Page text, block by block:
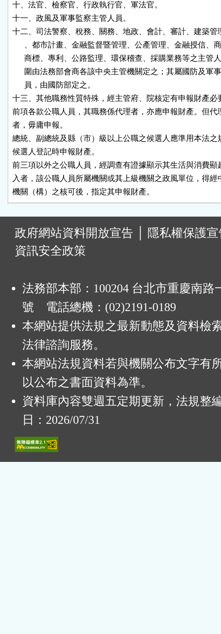
十、法官、檢察官、行政執行官、軍法官。
十一、政風及軍事監察主管人員。
十二、司法警察、稅務、關務、地政、會計、審計、建築管
、都市計畫、金融監督暨管理、公產管理、金融授信、
商標、專利、公路監理、環保稽查、採購業務等之主管
圍由法務部會商各該中央主管機關定之；其屬國防及軍
      員，由國防部定之。
十三、其他職務性質特殊，經主管府、院核定有申報財產必
前項各款公職人員，其職務係代理者，亦應申報財產。但代
者，毋庸申報。
總統、副總統及縣（市）級以上公職之候選人應準用本法之
候選人登記時申報財產。
前三項以外之公職人員，經調查有證據顯示其生活與消費顯
入者，該公職人員所屬機關或其上級機關之政風單位，得經
機關（構）之核可後，指定其申報財產。
政府網站資料開放宣告
隱私權保護
資訊安全政策
法務部本部：100204 台北市重慶南路
號 電話總機：(02)2191-0189
本網站提供法規之最新動態及資料檢
法律諮詢服務。
本網站法規資料若與機關公布文字有
以公布之書面資料為準。
資料庫內容雙週五定期更新，法規整
日：2026/07/31